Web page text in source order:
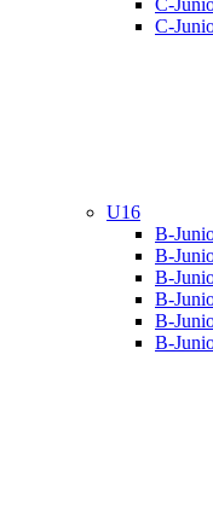
C-
C-
U16
B-
B-
B-
B-
B-
B-